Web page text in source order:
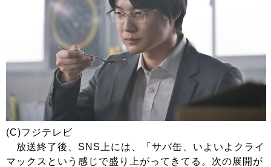
(C)フジテレビ
放送終了後、SNS上には、「サバ缶、いよいよクライ
マックスという感じで盛り上がってきてる。次の展開が